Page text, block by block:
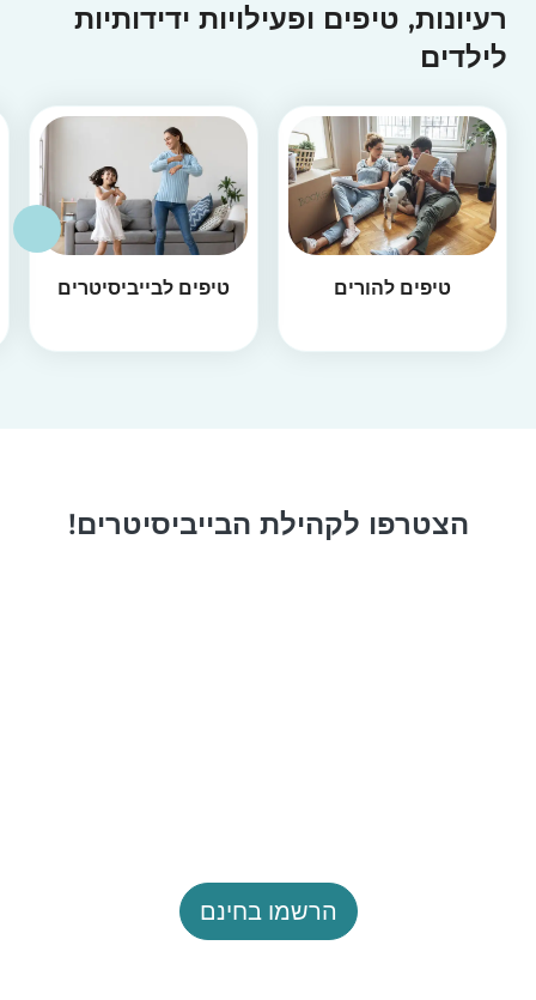
רעיונות, טיפים ופעילויות ידידותיות
לילדים
טיפים להורים טיפים לבייביסיטרים
הצטרפו לקהילת הבייביסיטרים!
הרשמו בחינם